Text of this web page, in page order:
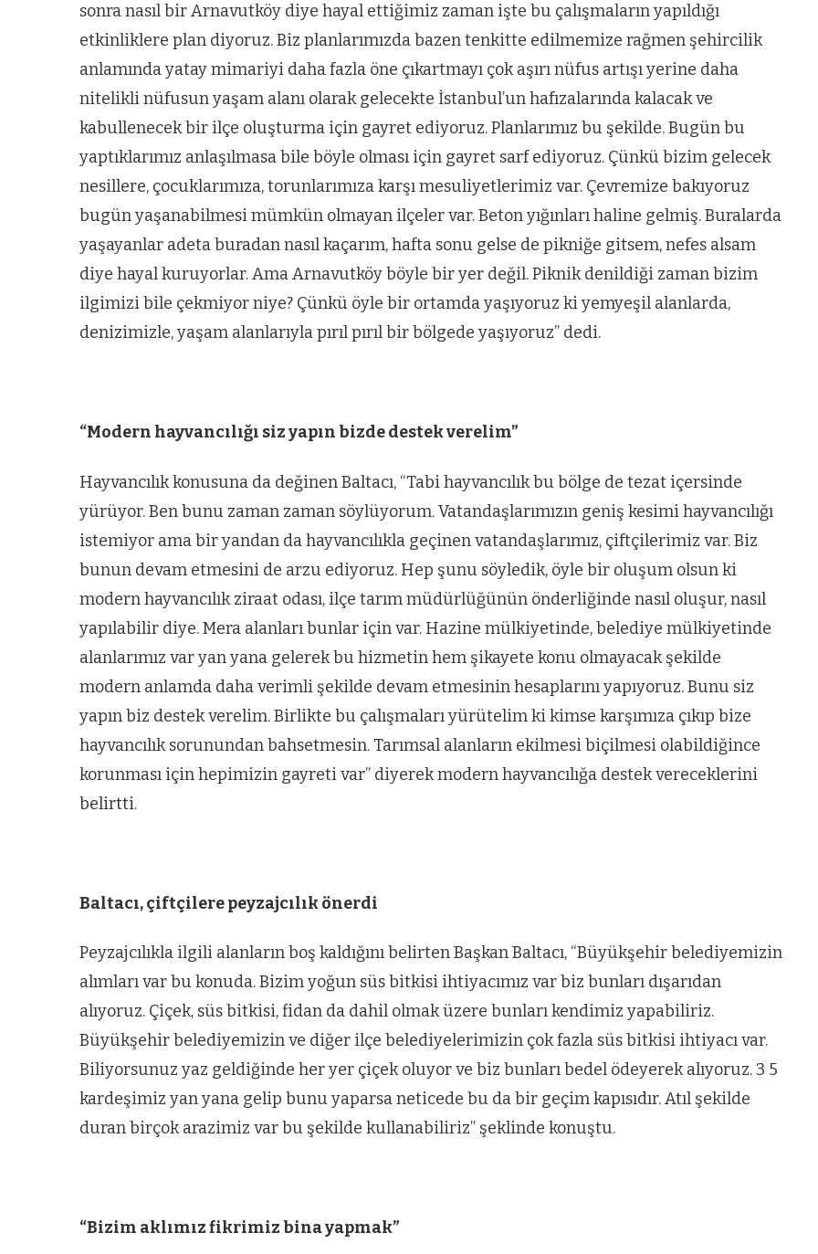
sonra nasıl bir Arnavutköy diye hayal ettiğimiz zaman işte bu çalışmaların yapıldığı
etkinliklere plan diyoruz. Biz planlarımızda bazen tenkitte edilmemize rağmen şehircilik
anlamında yatay mimariyi daha fazla öne çıkartmayı çok aşırı nüfus artışı yerine daha
nitelikli nüfusun yaşam alanı olarak gelecekte İstanbul’un hafızalarında kalacak ve
kabullenecek bir ilçe oluşturma için gayret ediyoruz. Planlarımız bu şekilde. Bugün bu
yaptıklarımız anlaşılmasa bile böyle olması için gayret sarf ediyoruz. Çünkü bizim gelecek
nesillere, çocuklarımıza, torunlarımıza karşı mesuliyetlerimiz var. Çevremize bakıyoruz
bugün yaşanabilmesi mümkün olmayan ilçeler var. Beton yığınları haline gelmiş. Buralarda
yaşayanlar adeta buradan nasıl kaçarım, hafta sonu gelse de pikniğe gitsem, nefes alsam
diye hayal kuruyorlar. Ama Arnavutköy böyle bir yer değil. Piknik denildiği zaman bizim
ilgimizi bile çekmiyor niye? Çünkü öyle bir ortamda yaşıyoruz ki yemyeşil alanlarda,
denizimizle, yaşam alanlarıyla pırıl pırıl bir bölgede yaşıyoruz” dedi.
“Modern hayvancılığı siz yapın bizde destek verelim”
Hayvancılık konusuna da değinen Baltacı, “Tabi hayvancılık bu bölge de tezat içersinde
yürüyor. Ben bunu zaman zaman söylüyorum. Vatandaşlarımızın geniş kesimi hayvancılığı
istemiyor ama bir yandan da hayvancılıkla geçinen vatandaşlarımız, çiftçilerimiz var. Biz
bunun devam etmesini de arzu ediyoruz. Hep şunu söyledik, öyle bir oluşum olsun ki
modern hayvancılık ziraat odası, ilçe tarım müdürlüğünün önderliğinde nasıl oluşur, nasıl
yapılabilir diye. Mera alanları bunlar için var. Hazine mülkiyetinde, belediye mülkiyetinde
alanlarımız var yan yana gelerek bu hizmetin hem şikayete konu olmayacak şekilde
modern anlamda daha verimli şekilde devam etmesinin hesaplarını yapıyoruz. Bunu siz
yapın biz destek verelim. Birlikte bu çalışmaları yürütelim ki kimse karşımıza çıkıp bize
hayvancılık sorunundan bahsetmesin. Tarımsal alanların ekilmesi biçilmesi olabildiğince
korunması için hepimizin gayreti var” diyerek modern hayvancılığa destek vereceklerini
belirtti.
Baltacı, çiftçilere peyzajcılık önerdi
Peyzajcılıkla ilgili alanların boş kaldığını belirten Başkan Baltacı, “Büyükşehir belediyemizin
alımları var bu konuda. Bizim yoğun süs bitkisi ihtiyacımız var biz bunları dışarıdan
alıyoruz. Çiçek, süs bitkisi, fidan da dahil olmak üzere bunları kendimiz yapabiliriz.
Büyükşehir belediyemizin ve diğer ilçe belediyelerimizin çok fazla süs bitkisi ihtiyacı var.
Biliyorsunuz yaz geldiğinde her yer çiçek oluyor ve biz bunları bedel ödeyerek alıyoruz. 3 5
kardeşimiz yan yana gelip bunu yaparsa neticede bu da bir geçim kapısıdır. Atıl şekilde
duran birçok arazimiz var bu şekilde kullanabiliriz” şeklinde konuştu.
“Bizim aklımız fikrimiz bina yapmak”
ve
Arnavutköy’ün
nüfusu 2024
yılında
Arnavutköy
Taşoluk’ta seyir
halindeki